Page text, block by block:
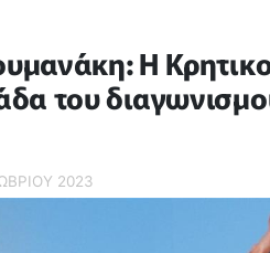
Η
του
2023